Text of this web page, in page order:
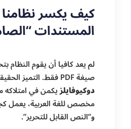
كيف يكسر
المستندات
لم يعد كافيا أن يقوم النظام
صيغة PDF فقط. التميز الحقيقي في نظام
دوكيوفايلز
مخصص للغة العربية، يعمل
و”النص القابل للتحرير”.